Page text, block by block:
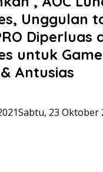
Unggulan
Diperluas
untuk
Antusias
Sabtu, 23 Oktober